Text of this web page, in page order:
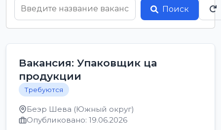
Поиск
Вакансия: Упаковщик ца
продукции
Требуются
Беэр Шева (Южный округ)
Опубликовано: 19.06.2026